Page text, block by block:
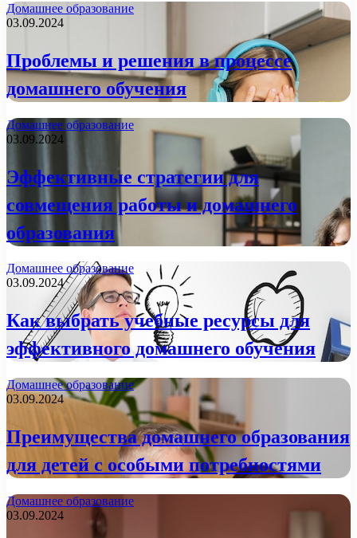
Домашнее образование
03.09.2024
Проблемы и решения в процессе
домашнего обучения
Домашнее образование
03.09.2024
Эффективные стратегии для
совмещения работы и домашнего
образования
Домашнее образование
03.09.2024
Как выбрать учебные ресурсы для
эффективного домашнего обучения
Домашнее образование
03.09.2024
Преимущества домашнего образования
для детей с особыми потребностями
Домашнее образование
03.09.2024